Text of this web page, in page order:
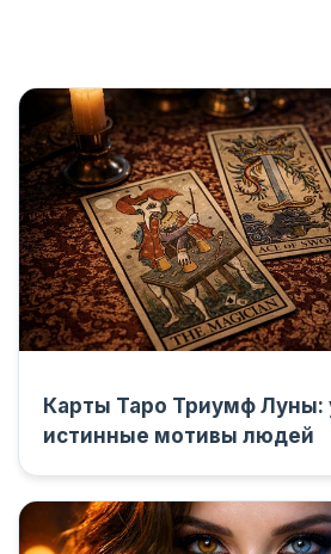
Карты Таро Триумф Луны:
истинные мотивы людей